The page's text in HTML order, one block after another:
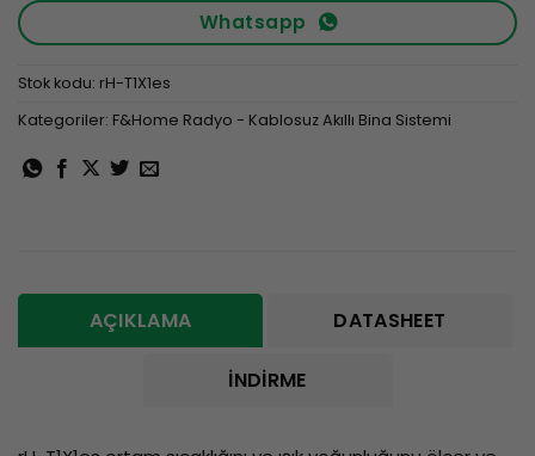
Whatsapp
Stok kodu: rH-T1X1es
Kategoriler: F&Home Radyo - Kablosuz Akıllı Bina Sistemi
AÇIKLAMA DATASHEET
İNDIRME